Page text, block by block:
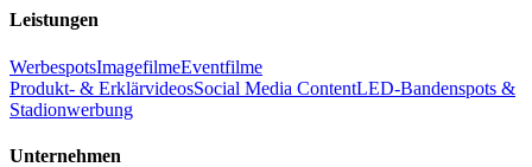
Leistungen
WerbespotsImagefilmeEventfilme
Produkt- & ErklärvideosSocial Media ContentLED-Bandenspots &
Stadionwerbung
Unternehmen